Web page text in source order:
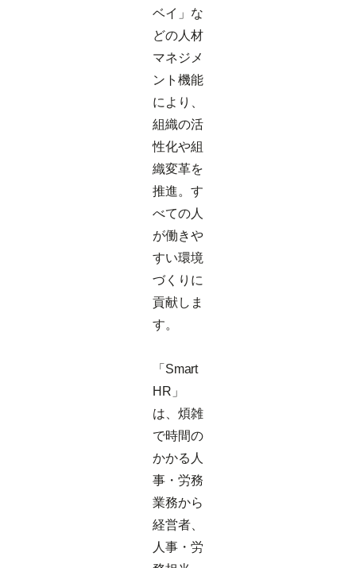
ベイ」な
どの人材
マネジメ
ント機能
により、
組織の活
性化や組
織変革を
推進。す
べての人
が働きや
すい環境
づくりに
貢献しま
す。
「Smart
HR」
は、煩雑
で時間の
かかる人
事・労務
業務から
経営者、
人事・労